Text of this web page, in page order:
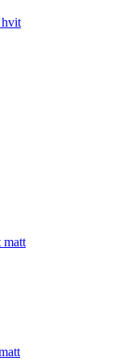
hvit
matt